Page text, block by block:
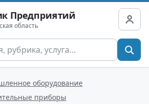
Предприятий
область
оборудование
приборы